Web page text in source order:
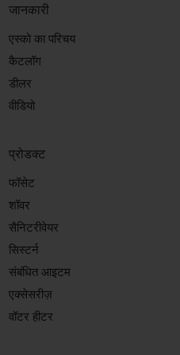
जानकारी
एस्को का परिचय
कैटलॉग
डीलर
वीडियो
प्रोडक्ट
फॉसेट
शॉवर
सैनिटरीवेयर
सिस्टर्न
संबंधित आइटम
एक्सेसरीज़
वॉटर हीटर